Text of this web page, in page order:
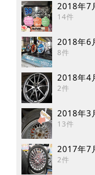
2018年7
14件
2018年6
8件
2018年4
2件
2018年3
13件
2017年7
2件